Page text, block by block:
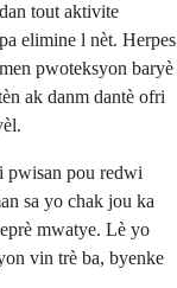
tout aktivite
elimine l nèt. Herpes
pwoteksyon baryè
ak danm dantè ofri
pwisan pou redwi
sa yo chak jou ka
mwatye. Lè yo
vin trè ba, byenke